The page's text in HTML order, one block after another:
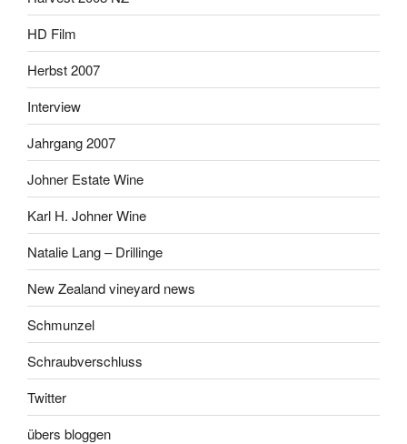
HD Film
Herbst 2007
Interview
Jahrgang 2007
Johner Estate Wine
Karl H. Johner Wine
Natalie Lang – Drillinge
New Zealand vineyard news
Schmunzel
Schraubverschluss
Twitter
übers bloggen